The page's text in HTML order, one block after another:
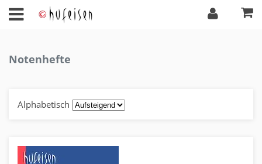
Notenhefte
Alphabetisch